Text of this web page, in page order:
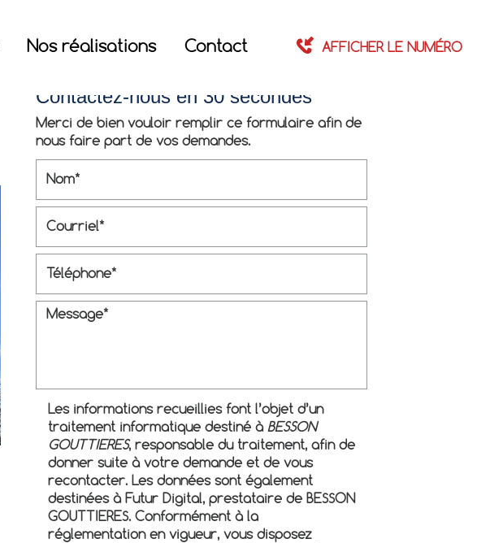
Nos réalisations Contact AFFICHER LE NUMÉRO
Contactez-nous en 30 secondes
Merci de bien vouloir remplir ce formulaire afin de
nous faire part de vos demandes.
Les informations recueillies font l’objet d’un
traitement informatique destiné àBESSON
GOUTTIERES, responsable du traitement, afin de
donner suite à votre demande et de vous
recontacter. Les données sont également
destinées à Futur Digital, prestataire de BESSON
GOUTTIERES. Conformément à la
réglementation en vigueur, vous disposez